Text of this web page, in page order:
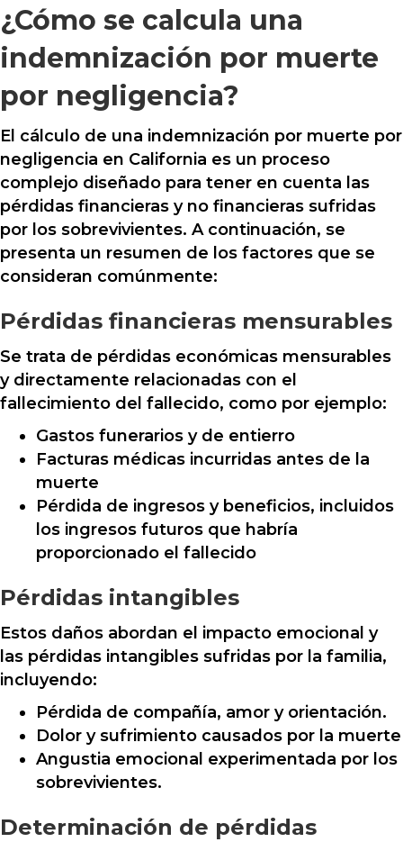
¿Cómo se calcula una
indemnización por muerte
por negligencia?
El cálculo de una indemnización por muerte por
negligencia en California es un proceso
complejo diseñado para tener en cuenta las
pérdidas financieras y no financieras sufridas
por los sobrevivientes. A continuación, se
presenta un resumen de los factores que se
consideran comúnmente:
Pérdidas financieras mensurables
Se trata de pérdidas económicas mensurables
y directamente relacionadas con el
fallecimiento del fallecido, como por ejemplo:
Gastos funerarios y de entierro
Facturas médicas incurridas antes de la
muerte
Pérdida de ingresos y beneficios, incluidos
los ingresos futuros que habría
proporcionado el fallecido
Pérdidas intangibles
Estos daños abordan el impacto emocional y
las pérdidas intangibles sufridas por la familia,
incluyendo:
Pérdida de compañía, amor y orientación.
Dolor y sufrimiento causados ​​por la muerte
Angustia emocional experimentada por los
sobrevivientes.
Determinación de pérdidas